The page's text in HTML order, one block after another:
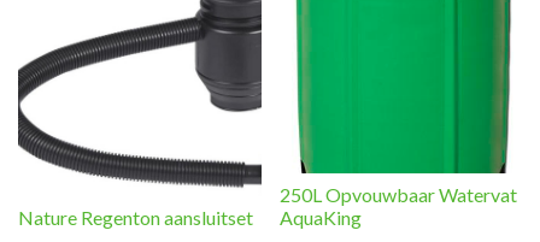
Nature Regenton aansluitset
250L Opvouwbaar Watervat
AquaKing